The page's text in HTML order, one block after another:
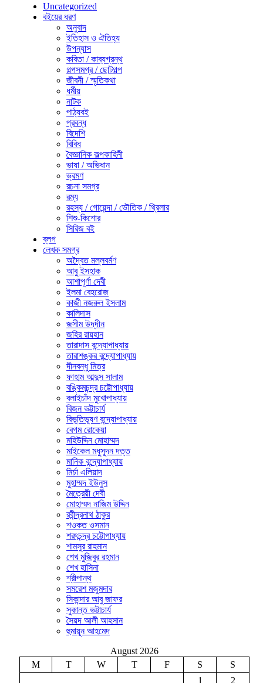
Uncategorized
বইয়ের ধরণ
অনুবাদ
ইতিহাস ও ঐতিহ্য
উপন্যাস
কবিতা / কাব্যগ্রন্থ
গল্পসমগ্র / ছোটগল্প
জীবনী / স্মৃতিকথা
ধর্মীয়
নাটক
পাঠ্যবই
প্রবন্ধ
বিদেশি
বিবিধ
বৈজ্ঞানিক কল্পকাহিনী
ভাষা / অভিধান
ভ্রমণ
রচনা সমগ্র
রম্য
রহস্য / গোয়েন্দা / ভৌতিক / থ্রিলার
শিশু-কিশোর
সিরিজ বই
ব্লগ
লেখক সমগ্র
অদ্বৈত মল্লবর্মণ
আবু ইসহাক
আশাপূর্ণা দেবী
ইলমা বেহরোজ
কাজী নজরুল ইসলাম
কালিদাস
জসীম উদ্‌দীন
জহির রায়হান
তারাদাস বন্দ্যোপাধ্যায়
তারাশঙ্কর বন্দ্যোপাধ্যায়
দীনবন্ধু মিত্র
ফাহাম আব্দুস সালাম
বঙ্কিমচন্দ্র চট্টোপাধ্যায়
বলাইচাঁদ মুখোপাধ্যায়
বিজন ভট্টাচার্য
বিভূতিভূষণ বন্দ্যোপাধ্যায়
বেগম রোকেয়া
মহিউদ্দিন মোহাম্মদ
মাইকেল মধুসূদন দত্ত
মানিক বন্দ্যোপাধ্যায়
মির্চা এলিয়াদ
মুহাম্মদ ইউনুস
মৈত্রেয়ী দেবী
মোহাম্মদ নাজিম উদ্দিন
রবীন্দ্রনাথ ঠাকুর
শওকত ওসমান
শরৎচন্দ্র চট্টোপাধ্যায়
শামসুর রাহমান
শেখ মুজিবুর রহমান
শেখ হাসিনা
শ্রীপান্থ
সমরেশ মজুমদার
সিকান্দার আবু জাফর
সুকান্ত ভট্টাচার্য
সৈয়দ আলী আহসান
হুমায়ূন আহমেদ
August 2026
M
T W T F S
S
1
2